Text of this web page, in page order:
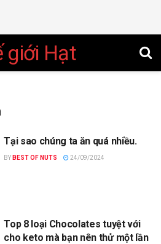
giới Hạt
Tại sao chúng ta ăn quá nhiều.
BY BEST OF NUTS 24/09/2024
Top 8 loại Chocolates tuyệt với
cho keto mà bạn nên thử một lần